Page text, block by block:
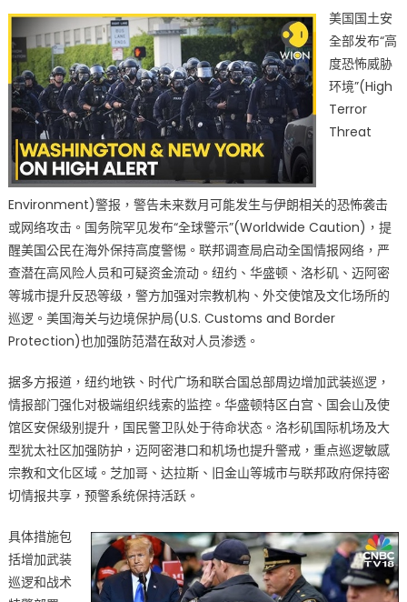
市
提
升
反
恐
等
级
特
朗
普
宣
以
伊
达
成
递
式
停
火
协
议〉
中
美国国土安
全部发布“高
度恐怖威胁
环境”(High
Terror
Threat
Environment)警报，警告未来数月可能发生与伊朗相关的恐怖袭击
或网络攻击。国务院罕见发布“全球警示”(Worldwide Caution)，提
醒美国公民在海外保持高度警惕。联邦调查局启动全国情报网络，严
查潜在高风险人员和可疑资金流动。纽约、华盛顿、洛杉矶、迈阿密
等城市提升反恐等级，警方加强对宗教机构、外交使馆及文化场所的
巡逻。美国海关与边境保护局(U.S. Customs and Border
Protection)也加强防范潜在敌对人员渗透。
据多方报道，纽约地铁、时代广场和联合国总部周边增加武装巡逻，
情报部门强化对极端组织线索的监控。华盛顿特区白宫、国会山及使
馆区安保级别提升，国民警卫队处于待命状态。洛杉矶国际机场及大
型犹太社区加强防护，迈阿密港口和机场也提升警戒，重点巡逻敏感
宗教和文化区域。芝加哥、达拉斯、旧金山等城市与联邦政府保持密
切情报共享，预警系统保持活跃。
具体措施包
括增加武装
巡逻和战术